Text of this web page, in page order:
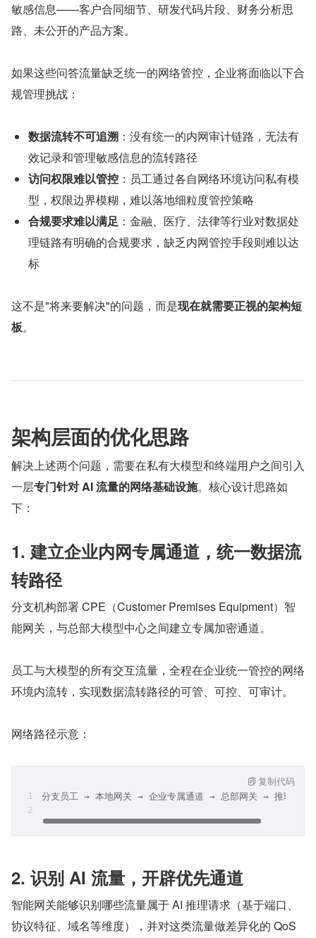
敏感信息——客户合同细节、研发代码片段、财务分析思
路、未公开的产品方案。
如果这些问答流量缺乏统一的网络管控，企业将面临以下合
规管理挑战：
数据流转不可追溯 ：没有统一的内网审计链路，无法有
效记录和管理敏感信息的流转路径
访问权限难以管控 ：员工通过各自网络环境访问私有模
型，权限边界模糊，难以落地细粒度管控策略
合规要求难以满足 ：金融、医疗、法律等行业对数据处
理链路有明确的合规要求，缺乏内网管控手段则难以达
标
这不是"将来要解决"的问题，而是现在就需要正视的架构短
板。
架构层面的优化思路
解决上述两个问题，需要在私有大模型和终端用户之间引入
一层专门针对 AI 流量的网络基础设施。核心设计思路如
下：
1. 建立企业内网专属通道，统一数据流
转路径
分支机构部署 CPE（Customer Premises Equipment）智
能网关，与总部大模型中心之间建立专属加密通道。
员工与大模型的所有交互流量，全程在企业统一管控的网络
环境内流转，实现数据流转路径的可管、可控、可审计。
网络路径示意：
分支员工 → 本地网关 → 企业专属通道 → 总部网关 → 推理服务
复制代码
2. 识别 AI 流量，开辟优先通道
智能网关能够识别哪些流量属于 AI 推理请求（基于端口、
协议特征、域名等维度），并对这类流量做差异化的 QoS